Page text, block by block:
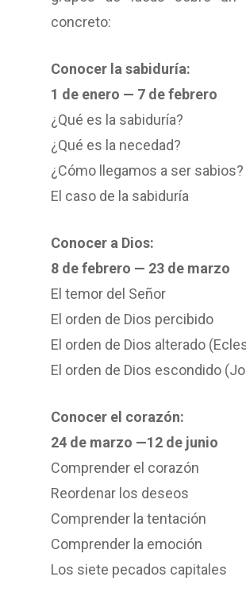
concreto:
Conocer la sabiduría:
1 de enero — 7 de febrero
¿Qué es la sabiduría?
¿Qué es la necedad?
¿Cómo llegamos a ser sabios?
El caso de la sabiduría
Conocer a Dios:
8 de febrero — 23 de marzo
El temor del Señor
El orden de Dios percibido
El orden de Dios alterado
El orden de Dios escondido
Conocer el corazón:
24 de marzo —12 de junio
Comprender el corazón
Reordenar los deseos
Comprender la tentación
Comprender la emoción
Los siete pecados capitales